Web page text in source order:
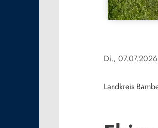
Di., 07.07.2026
Landkreis